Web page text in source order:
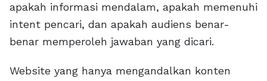
apakah informasi mendalam, apakah memenuhi
intent pencari, dan apakah audiens benar-
benar memperoleh jawaban yang dicari.
Website yang hanya mengandalkan konten